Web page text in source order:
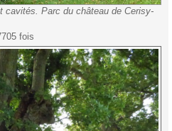
cavités. Parc du château de Cerisy-
fois